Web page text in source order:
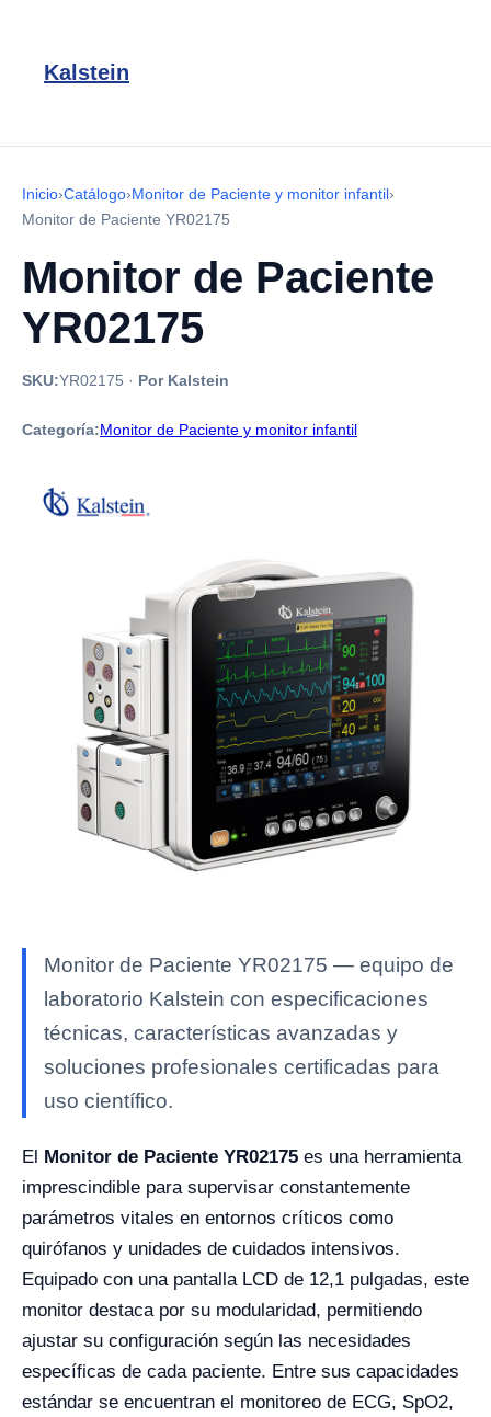
Kalstein
Inicio›Catálogo›Monitor de Paciente y monitor infantil›
Monitor de Paciente YR02175
Monitor de Paciente
YR02175
SKU:YR02175 · Por Kalstein
Categoría:Monitor de Paciente y monitor infantil
Monitor de Paciente YR02175 — equipo de
laboratorio Kalstein con especificaciones
técnicas, características avanzadas y
soluciones profesionales certificadas para
uso científico.
El Monitor de Paciente YR02175 es una herramienta
imprescindible para supervisar constantemente
parámetros vitales en entornos críticos como
quirófanos y unidades de cuidados intensivos.
Equipado con una pantalla LCD de 12,1 pulgadas, este
monitor destaca por su modularidad, permitiendo
ajustar su configuración según las necesidades
específicas de cada paciente. Entre sus capacidades
estándar se encuentran el monitoreo de ECG, SpO2,